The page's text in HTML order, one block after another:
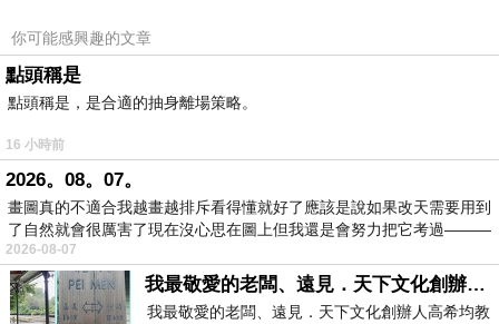
小海鷗在大阪就買了便當...原本是想要來賞櫻
的...
可是時間差太多了...就在火車店前先吃了...
便當都很漂亮吧....只是都是冷的...>.<
另外我們還看到了很大的海苔卷...終於買來吃
你可能感興趣的文章
點頭稱是
點頭稱是，是合適的抽身離場策略。
16 小時前
2026。08。07。
畫圖真的不適合我越畫越排斥看得懂就好了應該是說如果改天需要用到
了自然就會很厲害了現在沒心思在圖上但我還是會努力把它考過———
2026-08-07
我最敬愛的老闆、遠見．天下文化創辦人高希均教授
我最敬愛的老闆、遠見．天下文化創辦人高希均教